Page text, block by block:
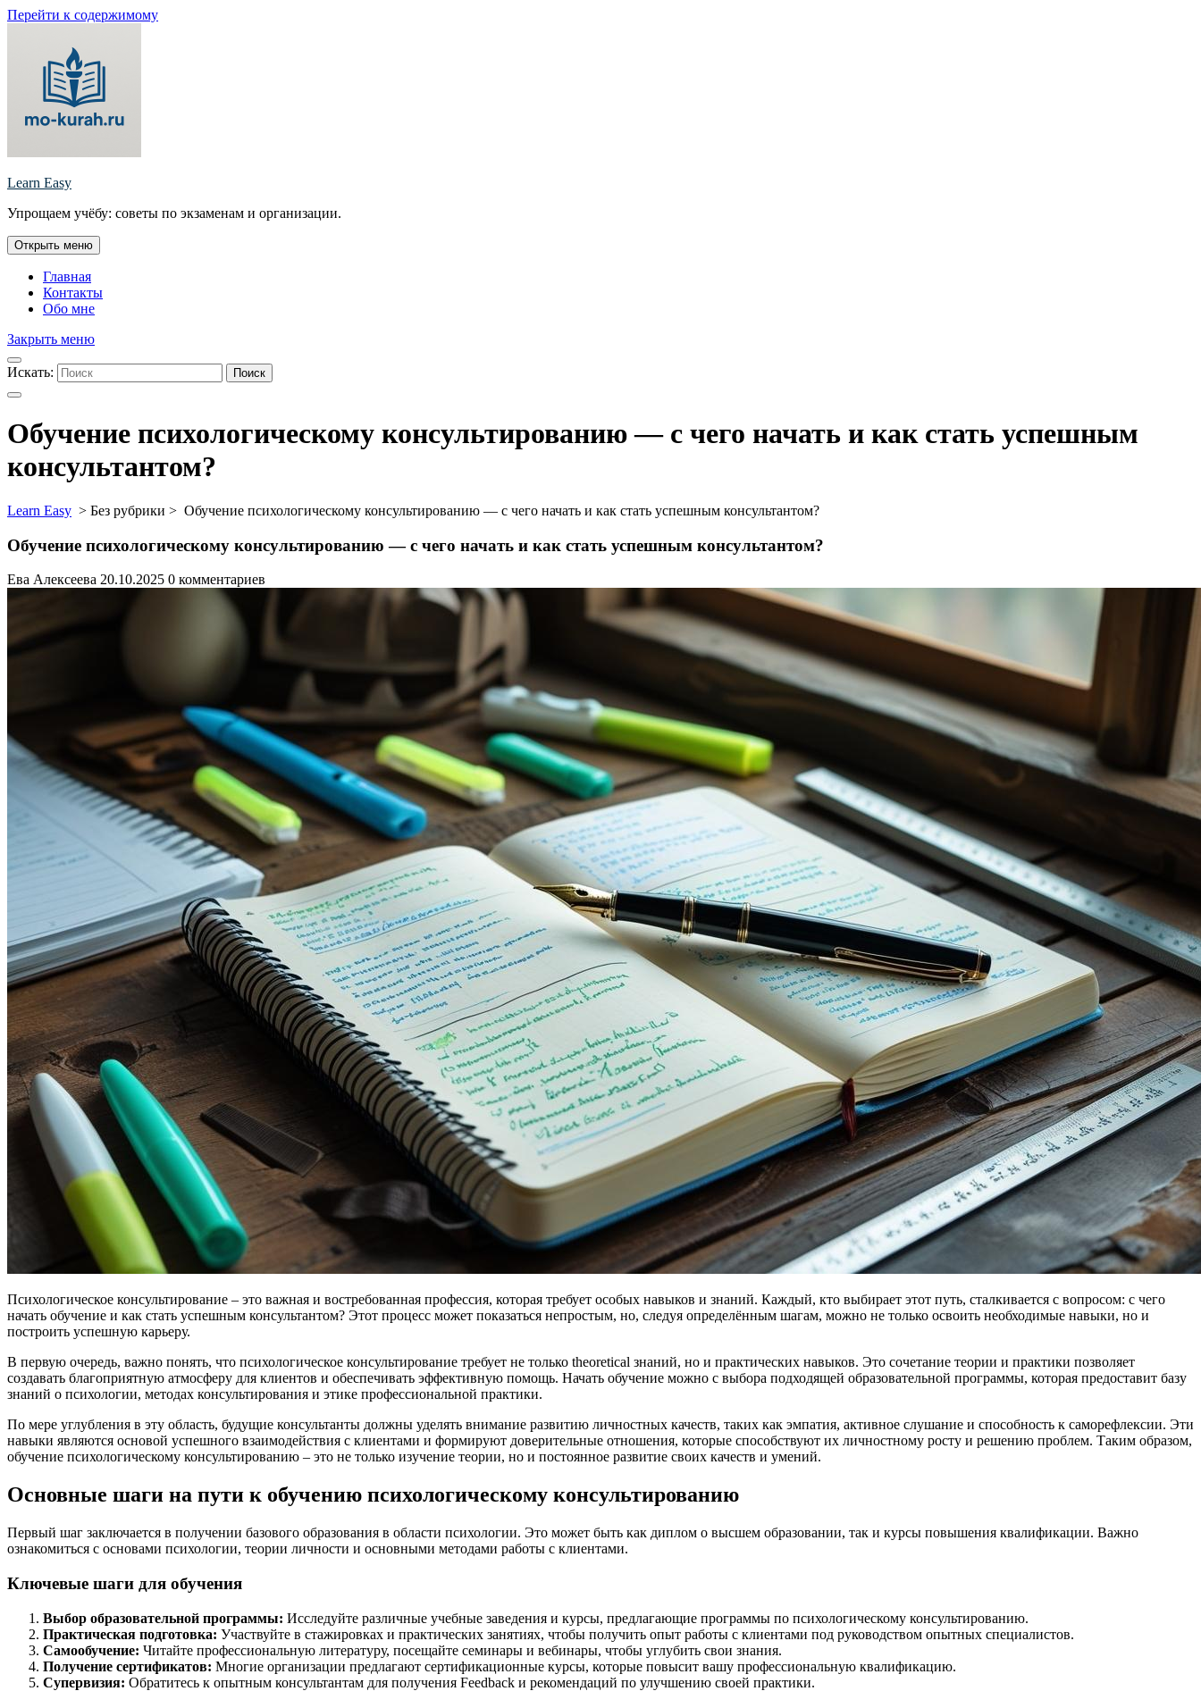
Перейти к содержимому
Learn Easy
Упрощаем учёбу: советы по экзаменам и организации.
Открыть меню
Главная
Контакты
Обо мне
Закрыть меню
Искать: Поиск
Обучение психологическому консультированию — с чего начать и как стать успешным
консультантом?
Learn Easy > Без рубрики > Обучение психологическому консультированию — с чего начать и как стать успешным консультантом?
Обучение психологическому консультированию — с чего начать и как стать успешным консультантом?
Ева Алексеева 20.10.2025 0 комментариев
Психологическое консультирование – это важная и востребованная профессия, которая требует особых навыков и знаний. Каждый, кто выбирает этот путь, сталкивается с вопросом: с чего
начать обучение и как стать успешным консультантом? Этот процесс может показаться непростым, но, следуя определённым шагам, можно не только освоить необходимые навыки, но и
построить успешную карьеру.
В первую очередь, важно понять, что психологическое консультирование требует не только theoretical знаний, но и практических навыков. Это сочетание теории и практики позволяет
создавать благоприятную атмосферу для клиентов и обеспечивать эффективную помощь. Начать обучение можно с выбора подходящей образовательной программы, которая предоставит базу
знаний о психологии, методах консультирования и этике профессиональной практики.
По мере углубления в эту область, будущие консультанты должны уделять внимание развитию личностных качеств, таких как эмпатия, активное слушание и способность к саморефлексии. Эти
навыки являются основой успешного взаимодействия с клиентами и формируют доверительные отношения, которые способствуют их личностному росту и решению проблем. Таким образом,
обучение психологическому консультированию – это не только изучение теории, но и постоянное развитие своих качеств и умений.
Основные шаги на пути к обучению психологическому консультированию
Первый шаг заключается в получении базового образования в области психологии. Это может быть как диплом о высшем образовании, так и курсы повышения квалификации. Важно
ознакомиться с основами психологии, теории личности и основными методами работы с клиентами.
Ключевые шаги для обучения
Выбор образовательной программы: Исследуйте различные учебные заведения и курсы, предлагающие программы по психологическому консультированию.
Практическая подготовка: Участвуйте в стажировках и практических занятиях, чтобы получить опыт работы с клиентами под руководством опытных специалистов.
Самообучение: Читайте профессиональную литературу, посещайте семинары и вебинары, чтобы углубить свои знания.
Получение сертификатов: Многие организации предлагают сертификационные курсы, которые повысит вашу профессиональную квалификацию.
Супервизия: Обратитесь к опытным консультантам для получения Feedback и рекомендаций по улучшению своей практики.